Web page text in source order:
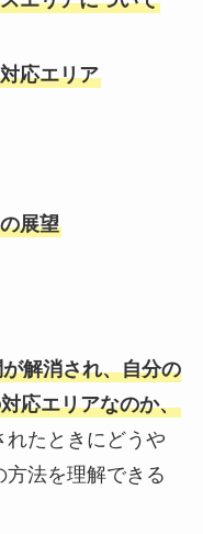
応エリア
展望
解消され、自分の
応エリアなのか、
れたときにどうや
法を理解できる